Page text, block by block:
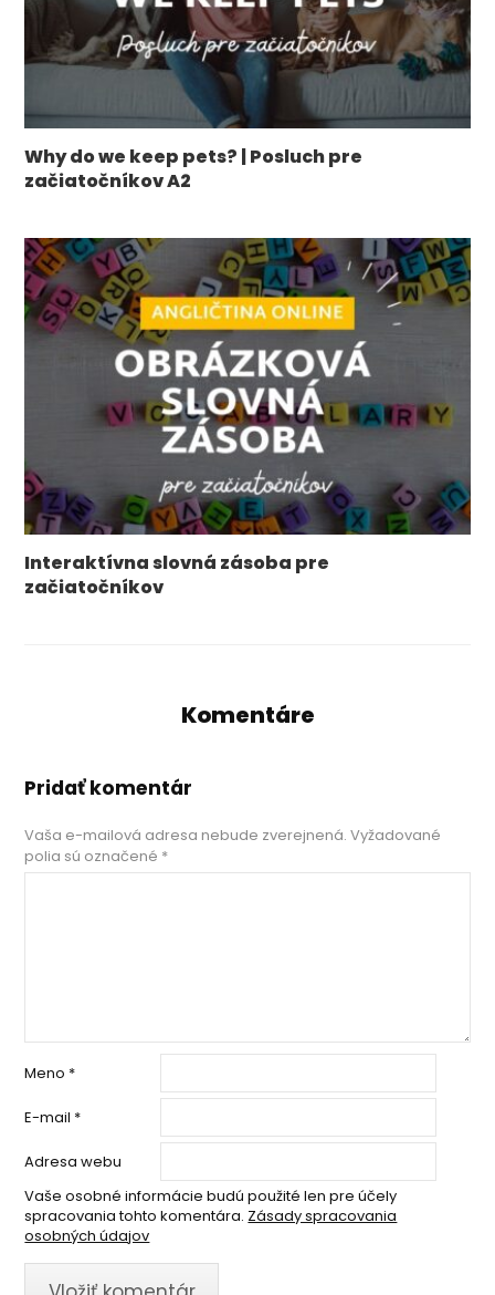
Why do we keep pets? | Posluch pre
začiatočníkov A2
​​Interaktívna slovná zásoba pre
začiatočníkov
Komentáre
Pridať komentár
Vaša e-mailová adresa nebude zverejnená. Vyžadované
polia sú označené *
Meno *
E-mail *
Adresa webu
Vaše osobné informácie budú použité len pre účely
spracovania tohto komentára. Zásady spracovania
osobných údajov